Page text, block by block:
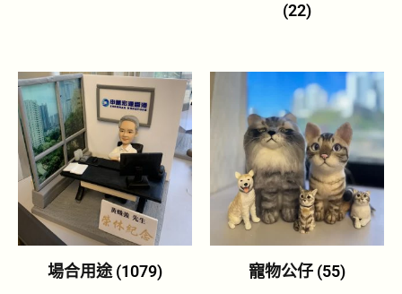
(22)
場合用途 (1079) 寵物公仔 (55)